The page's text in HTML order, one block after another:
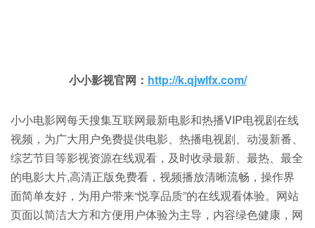
小小影视官网： http://k.qjwlfx.com/
小小电影网每天搜集互联网最新电影和热播VIP电视剧在线
视频，为广大用户免费提供电影、热播电视剧、动漫新番、
综艺节目等影视资源在线观看，及时收录最新、最热、最全
的电影大片,高清正版免费看，视频播放清晰流畅，操作界
面简单友好，为用户带来“悦享品质”的在线观看体验。网站
页面以简洁大方和方便用户体验为主导，内容绿色健康，网